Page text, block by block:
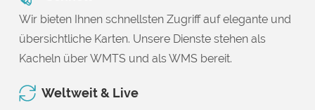
Wir bieten Ihnen schnellsten Zugriff auf elegante und
übersichtliche Karten. Unsere Dienste stehen als
Kacheln über WMTS und als WMS bereit.
Weltweit & Live